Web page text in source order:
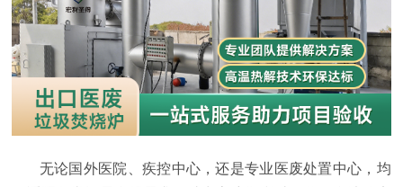
无论国外医院、疾控中心，还是专业医废处置中心，均